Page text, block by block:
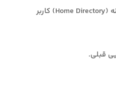
: دایرکتوری خانه (Home Directory) کاربر
قبلی.